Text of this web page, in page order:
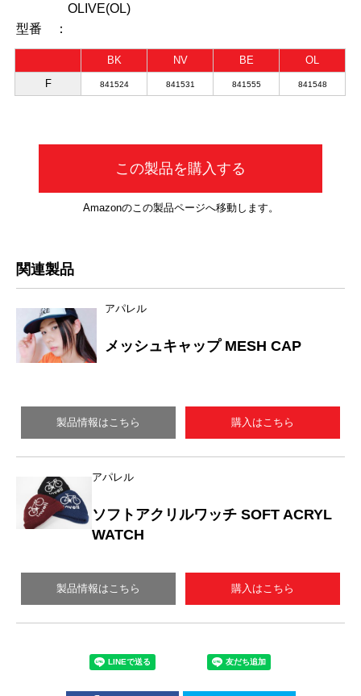
OLIVE(OL)
型番 ：
BK NV BE
OL
F
841524 841531 841555 841548
この製品を購入する
Amazonのこの製品ページへ移動します。
関連製品
アパレル
メッシュキャップ MESH CAP
製品情報はこちら 購入はこちら
アパレル
ソフトアクリルワッチ SOFT ACRYL
WATCH
製品情報はこちら 購入はこちら